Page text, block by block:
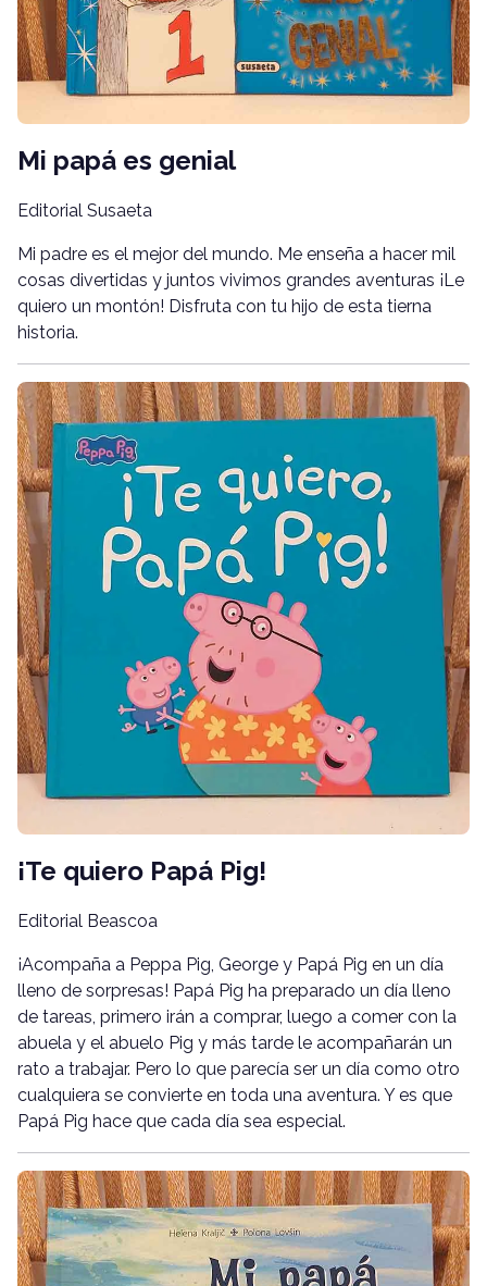
Mi papá es genial
Editorial Susaeta
Mi padre es el mejor del mundo. Me enseña a hacer mil
cosas divertidas y juntos vivimos grandes aventuras ¡Le
quiero un montón! Disfruta con tu hijo de esta tierna
historia.
¡Te quiero Papá Pig!
Editorial Beascoa
¡Acompaña a Peppa Pig, George y Papá Pig en un día
lleno de sorpresas! Papá Pig ha preparado un día lleno
de tareas, primero irán a comprar, luego a comer con la
abuela y el abuelo Pig y más tarde le acompañarán un
rato a trabajar. Pero lo que parecía ser un día como otro
cualquiera se convierte en toda una aventura. Y es que
Papá Pig hace que cada día sea especial.